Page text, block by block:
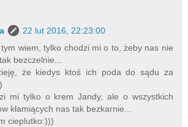
22 lut 2016, 22:23:00
wiem, tylko chodzi mi o to, żeby nas nie
bezczelnie...
że kiedys ktoś ich poda do sądu za
mi tylko o krem Jandy, ale o wszystkich
kłamiących nas tak bezkarnie...
cieplutko:)))